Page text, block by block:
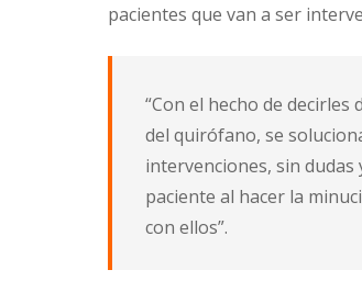
pacientes que van a ser
“Con el hecho de
del quirófano, se
intervenciones, sin
paciente al hacer la
con ellos”.